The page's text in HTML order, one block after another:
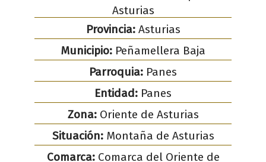
Asturias
Provincia:Asturias
Municipio: Peñamellera Baja
Parroquia: Panes
Entidad: Panes
Zona:Oriente de Asturias
Situación:Montaña de Asturias
Comarca:Comarca del Oriente de